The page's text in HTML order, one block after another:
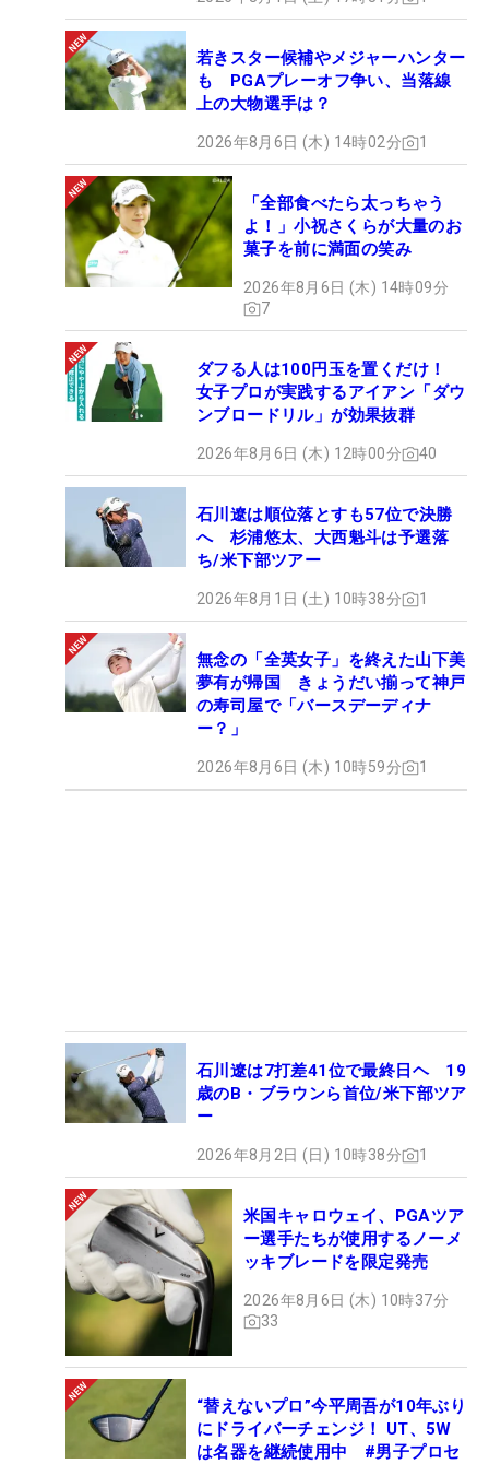
若きスター候補やメジャーハンター
も PGAプレーオフ争い、当落線
上の大物選手は？
2026年8月6日 (木) 14時02分 1
「全部食べたら太っちゃう
よ！」小祝さくらが大量のお
菓子を前に満面の笑み
2026年8月6日 (木) 14時09分
7
ダフる人は100円玉を置くだけ！
女子プロが実践するアイアン「ダウ
ンブロードリル」が効果抜群
2026年8月6日 (木) 12時00分 40
石川遼は順位落とすも57位で決勝
へ 杉浦悠太、大西魁斗は予選落
ち/米下部ツアー
2026年8月1日 (土) 10時38分 1
無念の「全英女子」を終えた山下美
夢有が帰国 きょうだい揃って神戸
の寿司屋で「バースデーディナ
ー？」
2026年8月6日 (木) 10時59分 1
石川遼は7打差41位で最終日ヘ 19
歳のB・ブラウンら首位/米下部ツア
ー
2026年8月2日 (日) 10時38分 1
米国キャロウェイ、PGAツア
ー選手たちが使用するノーメ
ッキブレードを限定発売
2026年8月6日 (木) 10時37分
33
“替えないプロ”今平周吾が10年ぶり
にドライバーチェンジ！ UT、5W
は名器を継続使用中 #男子プロセ